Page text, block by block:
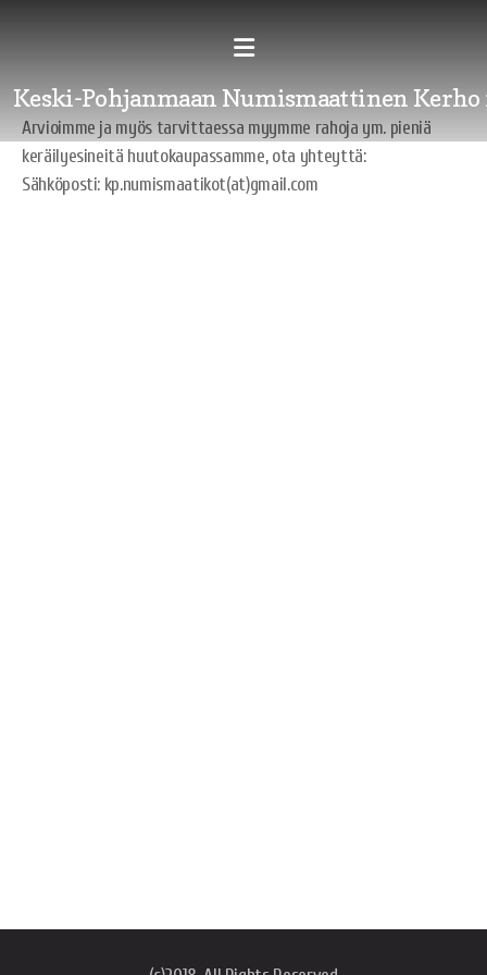
Keski-Pohjanmaan Numismaattinen
Arvioimme ja myös tarvittaessa myymme rahoja ym. pieniä
keräilyesineitä huutokaupassamme, ota yhteyttä:
Sähköposti: kp.numismaatikot(at)gmail.com